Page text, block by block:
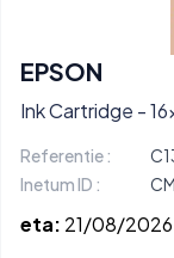
EPSON
Ink Cartridge -
Referentie :
Inetum ID :
eta: 21/08/2026